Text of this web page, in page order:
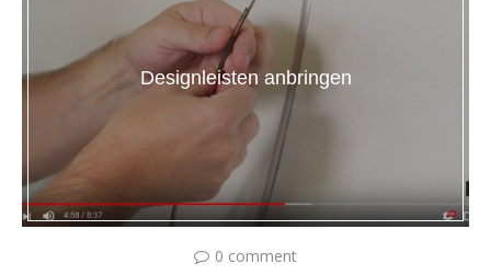
Designleisten anbringen
0 comment